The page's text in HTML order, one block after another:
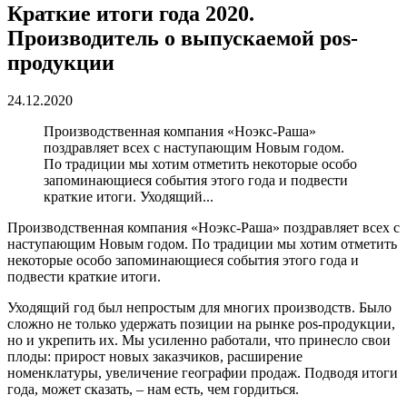
Краткие итоги года 2020.
Производитель о выпускаемой pos-
продукции
24.12.2020
Производственная компания «Ноэкс-Раша»
поздравляет всех с наступающим Новым годом.
По традиции мы хотим отметить некоторые особо
запоминающиеся события этого года и подвести
краткие итоги. Уходящий...
Производственная компания «Ноэкс-Раша» поздравляет всех с
наступающим Новым годом. По традиции мы хотим отметить
некоторые особо запоминающиеся события этого года и
подвести краткие итоги.
Уходящий год был непростым для многих производств. Было
сложно не только удержать позиции на рынке pos-продукции,
но и укрепить их. Мы усиленно работали, что принесло свои
плоды: прирост новых заказчиков, расширение
номенклатуры, увеличение географии продаж. Подводя итоги
года, может сказать, – нам есть, чем гордиться.